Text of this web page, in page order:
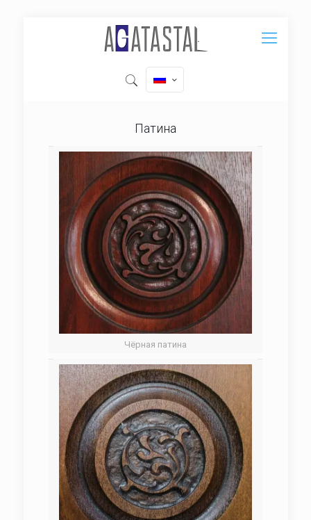
Патина
Чёрная патина